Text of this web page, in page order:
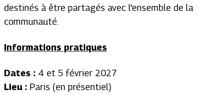
destinés à être partagés avec l'ensemble de la
communauté.
Informations pratiques
Dates : 4 et 5 février 2027
Lieu : Paris (en présentiel)